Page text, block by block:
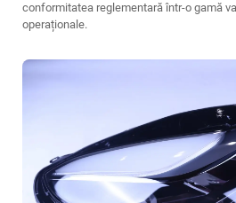
conformitatea reglementară într-o gamă
operaționale.